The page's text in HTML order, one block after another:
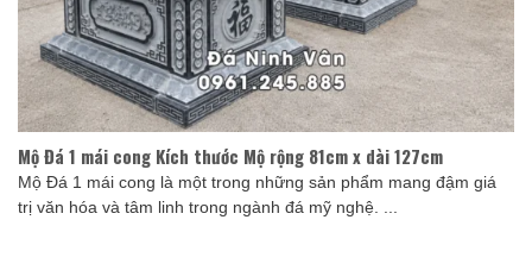
Mộ Đá 1 mái cong Kích thước Mộ rộng 81cm x dài 127cm
Mộ Đá 1 mái cong là một trong những sản phẩm mang đậm giá
trị văn hóa và tâm linh trong ngành đá mỹ nghệ. ...